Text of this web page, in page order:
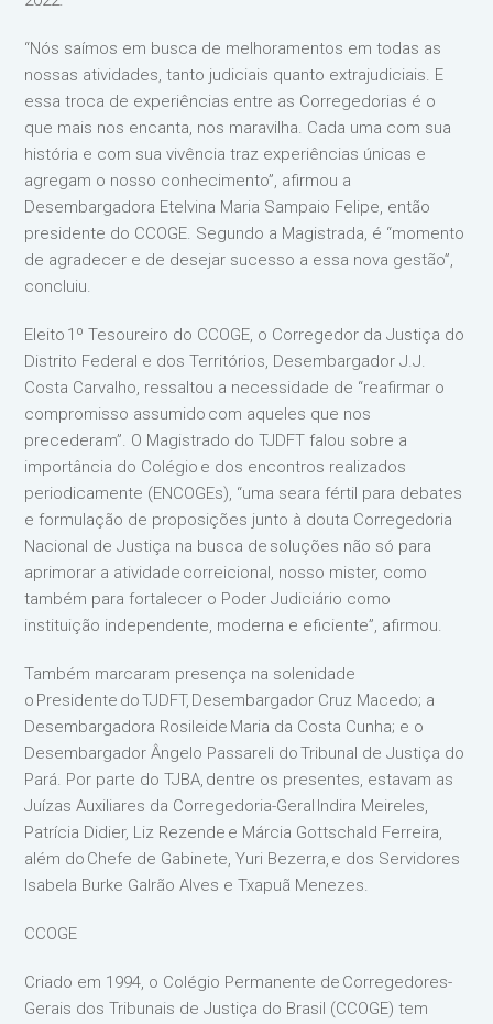
“Nós saímos em busca de melhoramentos em todas as
nossas atividades, tanto judiciais quanto extrajudiciais. E
essa troca de experiências entre as Corregedorias é o
que mais nos encanta, nos maravilha. Cada uma com sua
história e com sua vivência traz experiências únicas e
agregam o nosso conhecimento”, afirmou a
Desembargadora Etelvina Maria Sampaio Felipe, então
presidente do CCOGE. Segundo a Magistrada, é “momento
de agradecer e de desejar sucesso a essa nova gestão”,
concluiu.
Eleito 1º Tesoureiro do CCOGE, o Corregedor da Justiça do
Distrito Federal e dos Territórios, Desembargador J.J.
Costa Carvalho, ressaltou a necessidade de “reafirmar o
compromisso assumido com aqueles que nos
precederam”. O Magistrado do TJDFT falou sobre a
importância do Colégio e dos encontros realizados
periodicamente (ENCOGEs), “uma seara fértil para debates
e formulação de proposições junto à douta Corregedoria
Nacional de Justiça na busca de soluções não só para
aprimorar a atividade correicional, nosso mister, como
também para fortalecer o Poder Judiciário como
instituição independente, moderna e eficiente”, afirmou.
Também marcaram presença na solenidade
o Presidente do TJDFT, Desembargador Cruz Macedo; a
Desembargadora Rosileide Maria da Costa Cunha; e o
Desembargador Ângelo Passareli do Tribunal de Justiça do
Pará. Por parte do TJBA, dentre os presentes, estavam as
Juízas Auxiliares da Corregedoria-Geral Indira Meireles,
Patrícia Didier, Liz Rezende e Márcia Gottschald Ferreira,
além do Chefe de Gabinete, Yuri Bezerra, e dos Servidores
Isabela Burke Galrão Alves e Txapuã Menezes.
CCOGE
Criado em 1994, o Colégio Permanente de Corregedores-
Gerais dos Tribunais de Justiça do Brasil (CCOGE) tem